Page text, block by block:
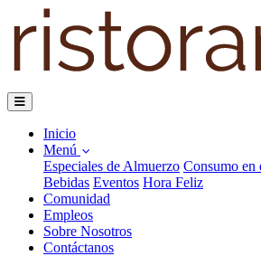
Inicio
Menú
Especiales de Almuerzo Consumo en
Bebidas Eventos Hora Feliz
Comunidad
Empleos
Sobre Nosotros
Contáctanos